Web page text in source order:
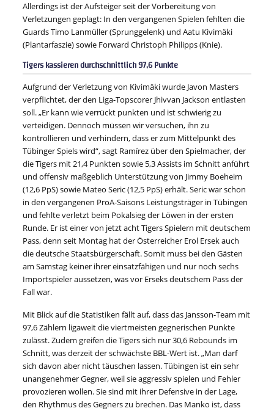
Allerdings ist der Aufsteiger seit der Vorbereitung von
Verletzungen geplagt: In den vergangenen Spielen fehlten die
Guards Timo Lanmüller (Sprunggelenk) und Aatu Kivimäki
(Plantarfaszie) sowie Forward Christoph Philipps (Knie).
Tigers kassieren durchschnittlich 97,6 Punkte
Aufgrund der Verletzung von Kivimäki wurde Javon Masters
verpflichtet, der den Liga-Topscorer Jhivvan Jackson entlasten
soll. „Er kann wie verrückt punkten und ist schwierig zu
verteidigen. Dennoch müssen wir versuchen, ihn zu
kontrollieren und verhindern, dass er zum Mittelpunkt des
Tübinger Spiels wird“, sagt Ramírez über den Spielmacher, der
die Tigers mit 21,4 Punkten sowie 5,3 Assists im Schnitt anführt
und offensiv maßgeblich Unterstützung von Jimmy Boeheim
(12,6 PpS) sowie Mateo Seric (12,5 PpS) erhält. Seric war schon
in den vergangenen ProA-Saisons Leistungsträger in Tübingen
und fehlte verletzt beim Pokalsieg der Löwen in der ersten
Runde. Er ist einer von jetzt acht Tigers Spielern mit deutschem
Pass, denn seit Montag hat der Österreicher Erol Ersek auch
die deutsche Staatsbürgerschaft. Somit muss bei den Gästen
am Samstag keiner ihrer einsatzfähigen und nur noch sechs
Importspieler aussetzen, was vor Erseks deutschem Pass der
Fall war.
Mit Blick auf die Statistiken fällt auf, dass das Jansson-Team mit
97,6 Zählern ligaweit die viertmeisten gegnerischen Punkte
zulässt. Zudem greifen die Tigers sich nur 30,6 Rebounds im
Schnitt, was derzeit der schwächste BBL-Wert ist. „Man darf
sich davon aber nicht täuschen lassen. Tübingen ist ein sehr
unangenehmer Gegner, weil sie aggressiv spielen und Fehler
provozieren wollen. Sie sind mit ihrer Defensive in der Lage,
den Rhythmus des Gegners zu brechen. Das Manko ist, dass